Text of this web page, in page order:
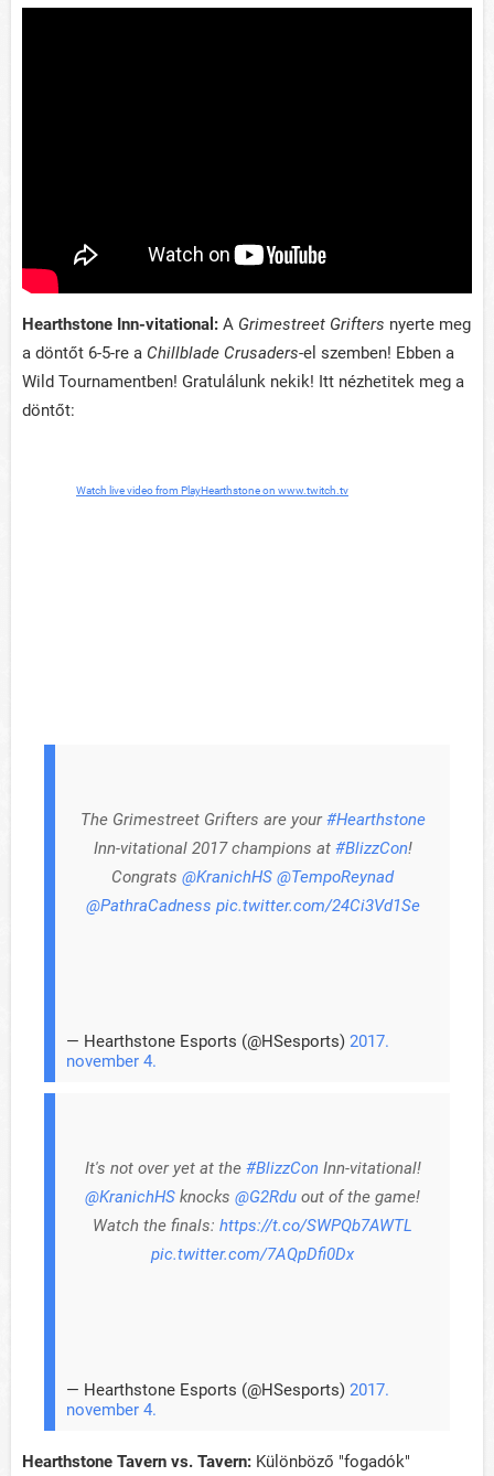
Hearthstone Inn-vitational: A Grimestreet Grifters nyerte meg
a döntőt 6-5-re a Chillblade Crusaders-el szemben! Ebben a
Wild Tournamentben! Gratulálunk nekik! Itt nézhetitek meg a
döntőt:
Watch live video from PlayHearthstone on www.twitch.tv
The Grimestreet Grifters are your#Hearthstone
Inn-vitational 2017 champions at #BlizzCon!
Congrats @KranichHS @TempoReynad
@PathraCadness pic.twitter.com/24Ci3Vd1Se
— Hearthstone Esports (@HSesports) 2017.
november 4.
It's not over yet at the #BlizzConInn-vitational!
@KranichHS knocks @G2Rdu out of the game!
Watch the finals: https://t.co/SWPQb7AWTL
pic.twitter.com/7AQpDfi0Dx
— Hearthstone Esports (@HSesports) 2017.
november 4.
Hearthstone Tavern vs. Tavern: Különböző "fogadók"